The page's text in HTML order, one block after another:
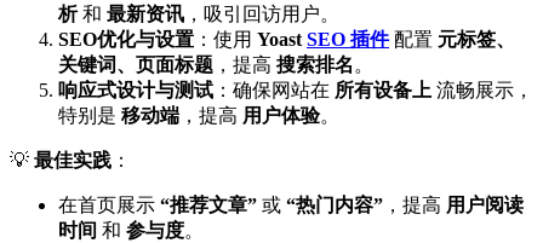
析和 最新资讯 ，吸引回访用户。
SEO优化与设置 ：使用 Yoast SEO 插件配置 元标签、
关键词、页面标题 ，提高 搜索排名 。
响应式设计与测试 ：确保网站在 所有设备上 流畅展示，
特别是 移动端 ，提高 用户体验。
💡 最佳实践 ：
在首页展示 “推荐文章” 或 “热门内容” ，提高 用户阅读
时间 和 参与度。